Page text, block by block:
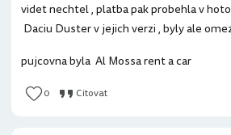
videt nechtel , platba pak probehla v
Daciu Duster v jejich verzi , byly ale
pujcovna byla Al Mossa rent a car
0 Citovat